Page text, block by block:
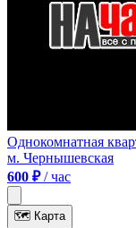
Однокомнатная
м. Чернышевская
600 ₽/ час
🗺 Карта